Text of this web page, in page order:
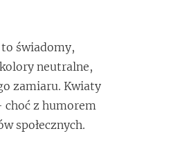
świadomy,
neutralne,
zamiaru. Kwiaty
z humorem
społecznych.